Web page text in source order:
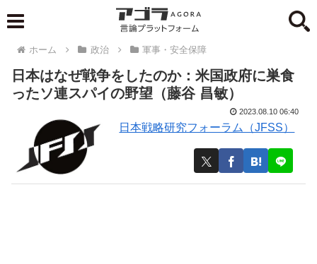
ホーム 政治 軍事・安全保障
日本はなぜ戦争をしたのか：米国政府に巣食
ったソ連スパイの野望（藤谷 昌敏）
日本戦略研究フォーラム（JFSS）
2023.08.10 06:40